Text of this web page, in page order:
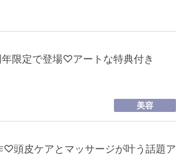
限定で登場♡アートな特典付き
美容
頭皮ケアとマッサージが叶う話題ア